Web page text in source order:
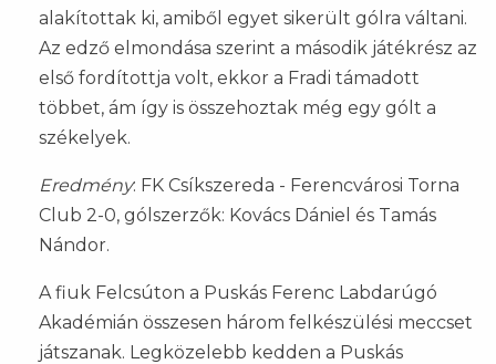
alakítottak ki, amiből egyet sikerült gólra váltani.
Az edző elmondása szerint a második játékrész az
első fordítottja volt, ekkor a Fradi támadott
többet, ám így is összehoztak még egy gólt a
székelyek.
Eredmény: FK Csíkszereda - Ferencvárosi Torna
Club 2-0, gólszerzők: Kovács Dániel és Tamás
Nándor.
A fiuk Felcsúton a Puskás Ferenc Labdarúgó
Akadémián összesen három felkészülési meccset
játszanak. Legközelebb kedden a Puskás